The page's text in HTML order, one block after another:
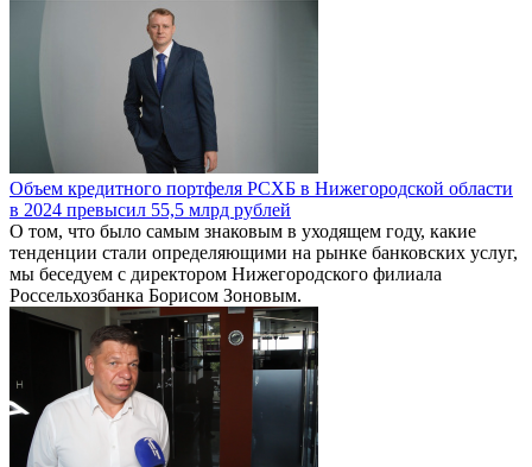
Объем кредитного портфеля РСХБ в Нижегородской области
в 2024 превысил 55,5 млрд рублей
О том, что было самым знаковым в уходящем году, какие
тенденции стали определяющими на рынке банковских услуг,
мы беседуем с директором Нижегородского филиала
Россельхозбанка Борисом Зоновым.